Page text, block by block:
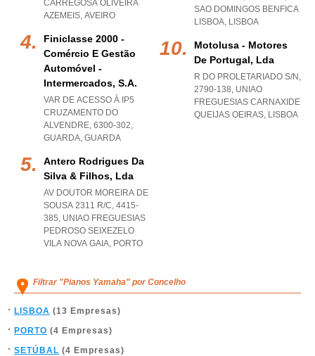
CARREGOSA OLIVEIRA
AZEMEIS, AVEIRO
Finiclasse 2000 -
Comércio E Gestão
Automóvel -
Intermercados, S.a.
VAR DE ACESSO À IP5
CRUZAMENTO DO
ALVENDRE, 6300-302,
GUARDA, GUARDA
Antero Rodrigues Da
Silva & Filhos, Lda
AV DOUTOR MOREIRA DE
SOUSA 2311 R/C, 4415-
385, UNIAO FREGUESIAS
PEDROSO SEIXEZELO
VILA NOVA GAIA, PORTO
SAO DOMINGOS BENFICA
LISBOA, LISBOA
Motolusa - Motores
De Portugal, Lda
R DO PROLETARIADO S/N,
2790-138, UNIAO
FREGUESIAS CARNAXIDE
QUEIJAS OEIRAS, LISBOA
Filtrar "Pianos Yamaha" por Concelho
LISBOA (13 Empresas)
PORTO (4 Empresas)
SETÚBAL (4 Empresas)